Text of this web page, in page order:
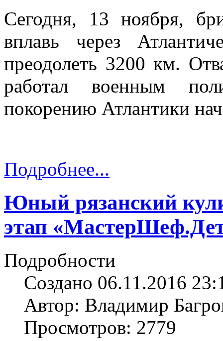
Сегодня, 13 ноября,
вплавь через
преодолеть 3200 км.
работал военным
покорению Атлантики
Подробнее...
Юный рязанский
этап
Подробности
Создано 06.11.2016
Автор: Владимир
Просмотров: 2779